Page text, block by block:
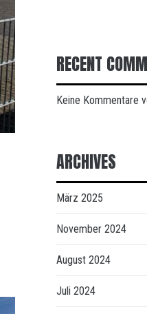
RECENT
Keine Kommentare
ARCHIVES
März 2025
November 2024
August 2024
Juli 2024